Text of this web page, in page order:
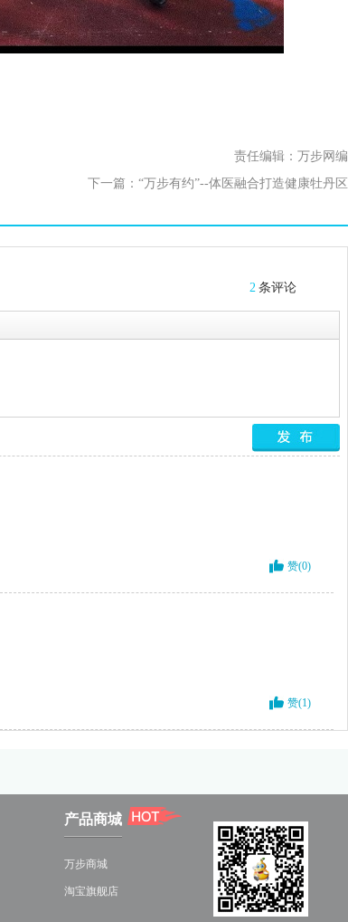
责任编辑：万步网编
下一篇： “万步有约”--体医融合打造健康牡丹区
2 条评论
赞(0)
赞(1)
产品商城
万步商城
淘宝旗舰店